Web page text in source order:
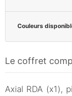
Couleurs
Le coffret
Axial RDA (x1),